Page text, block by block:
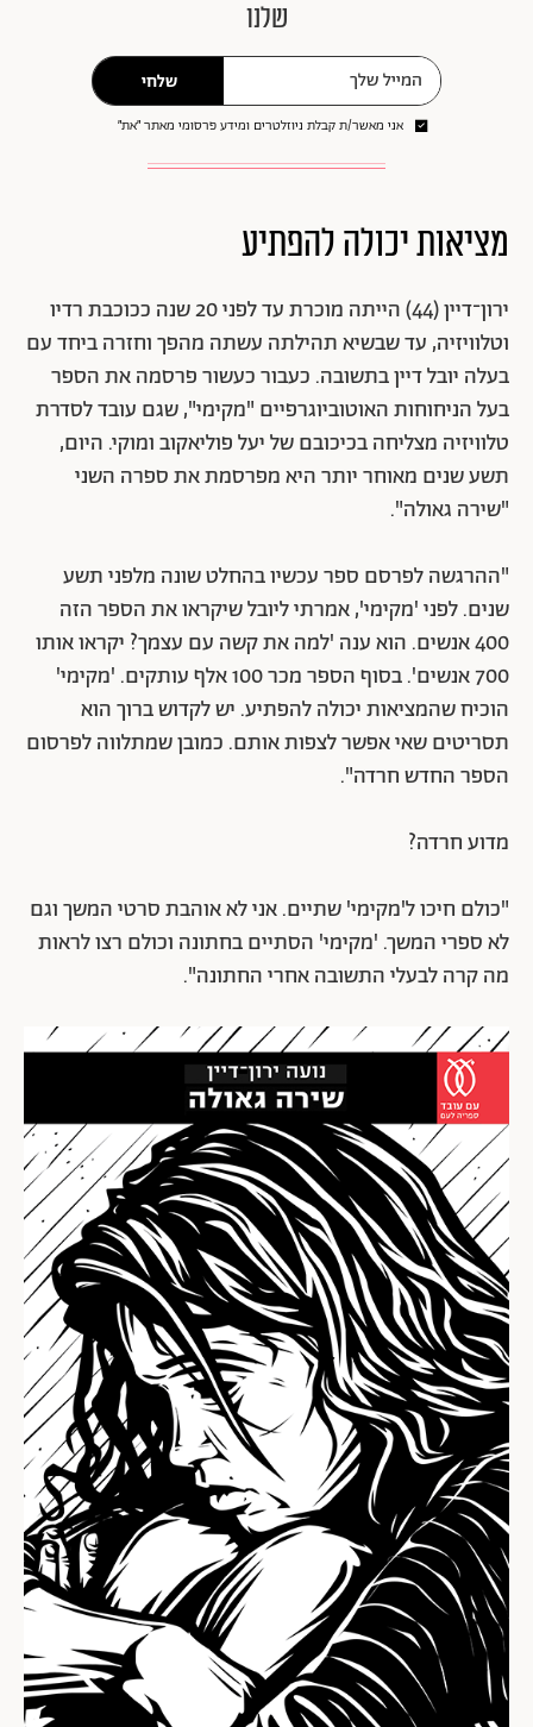
שלנו
שלחי
אני מאשר/ת קבלת ניוזלטרים ומידע פרסומי מאתר ״את״
מציאות יכולה להפתיע
ירון־דיין (44) הייתה מוכרת עד לפני 20 שנה ככוכבת רדיו
וטלוויזיה, עד שבשיא תהילתה עשתה מהפך וחזרה ביחד עם
בעלה יובל דיין בתשובה. כעבור כעשור פרסמה את הספר
בעל הניחוחות האוטוביוגרפיים "מקימי", שגם עובד לסדרת
טלוויזיה מצליחה בכיכובם של יעל פוליאקוב ומוקי. היום,
תשע שנים מאוחר יותר היא מפרסמת את ספרה השני
"שירה גאולה".
"ההרגשה לפרסם ספר עכשיו בהחלט שונה מלפני תשע
שנים. לפני 'מקימי', אמרתי ליובל שיקראו את הספר הזה
400 אנשים. הוא ענה 'למה את קשה עם עצמך? יקראו אותו
700 אנשים'. בסוף הספר מכר 100 אלף עותקים. 'מקימי'
הוכיח שהמציאות יכולה להפתיע. יש לקדוש ברוך הוא
תסריטים שאי אפשר לצפות אותם. כמובן שמתלווה לפרסום
הספר החדש חרדה".
מדוע חרדה?
"כולם חיכו ל'מקימי' שתיים. אני לא אוהבת סרטי המשך וגם
לא ספרי המשך. 'מקימי' הסתיים בחתונה וכולם רצו לראות
מה קרה לבעלי התשובה אחרי החתונה".